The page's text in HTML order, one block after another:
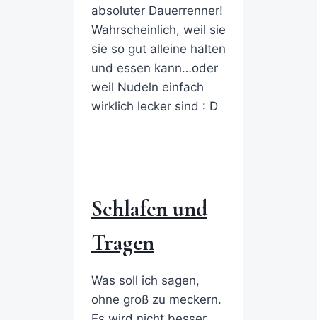
absoluter Dauerrenner!
Wahrscheinlich, weil sie
sie so gut alleine halten
und essen kann…oder
weil Nudeln einfach
wirklich lecker sind : D
Schlafen und
Tragen
Was soll ich sagen,
ohne groß zu meckern.